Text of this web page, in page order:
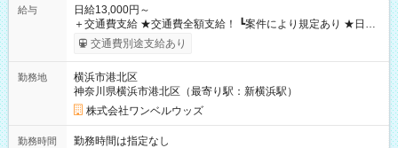
給与
日給13,000円～
＋交通費支給 ★交通費全額支給！ ┗案件により規定あり ★日払
いOK！（規定あり） ┗働いたその日に現金GET♪ お仕事後はコ
ンビニATMから 日払い分を引き落とせます！ 【試用期間】試
交通費別途支給あり
勤務地
横浜市港北区
神奈川県横浜市港北区（最寄り駅：新横浜駅）
株式会社ワンベルウッズ
勤務時間
勤務時間は指定なし